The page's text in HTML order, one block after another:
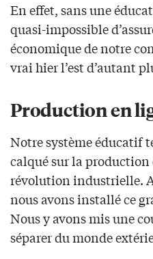
En effet, sans une
quasi-impossible
économique de notre
vrai hier l’est d’autant
Production en
Notre système éducatif
calqué sur la
révolution industrielle.
nous avons installé ce
Nous y avons mis une
séparer du monde